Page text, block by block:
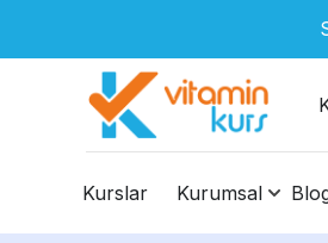
Kurslar Kurumsal